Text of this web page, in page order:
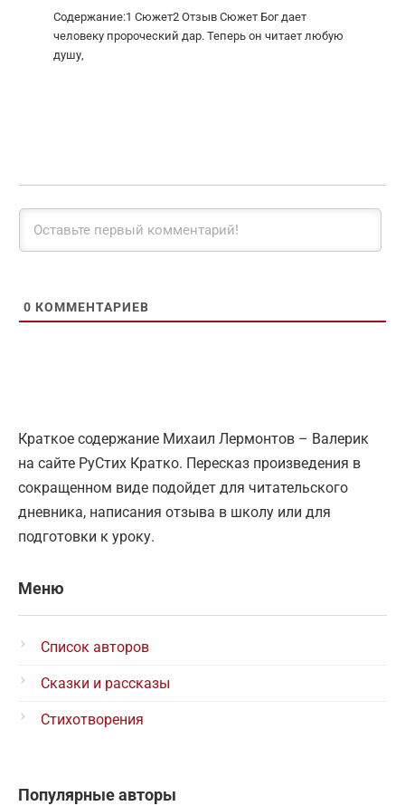
Содержание:1 Сюжет2 Отзыв Сюжет Бог дает
человеку пророческий дар. Теперь он читает любую
душу,
0 КОММЕНТАРИЕВ
Краткое содержание Михаил Лермонтов – Валерик
на сайте РуСтих Кратко. Пересказ произведения в
сокращенном виде подойдет для читательского
дневника, написания отзыва в школу или для
подготовки к уроку.
Меню
Список авторов
Сказки и рассказы
Стихотворения
Популярные авторы